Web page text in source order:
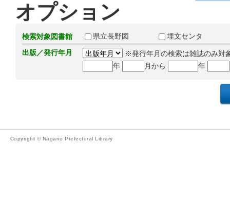
オプション
検索対象図書館 県立長野図
埋文センタ
出版／発行年月
※発行年月の検索は雑誌のみ対
年
月から 年
Copyright © Nagano Prefectural Library